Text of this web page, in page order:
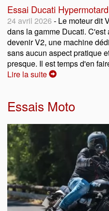
Essai Ducati
24 avril 2026 - Le moteur dit
dans la gamme Ducati.
devenir V2, une machine
sans aucun aspect pratique
presque. Il est temps d'en
Lire la suite
Essais Moto